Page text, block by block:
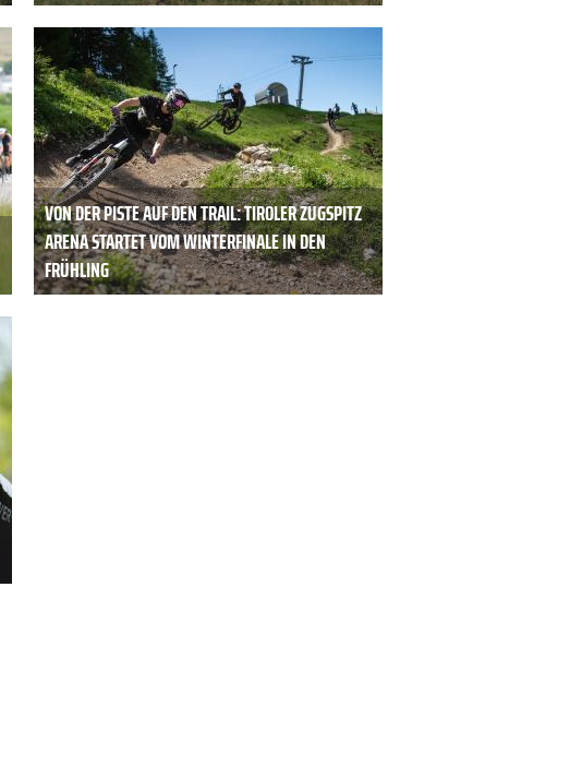
VON DER PISTE AUF DEN TRAIL: TIROLER ZUGSPITZ
ARENA STARTET VOM WINTERFINALE IN DEN
FRÜHLING